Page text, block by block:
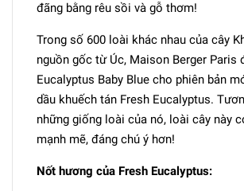
đãng bằng rêu sồi và gỗ thơm!
Trong số 600 loài khác nhau của cây
nguồn gốc từ Úc, Maison Berger Paris
Eucalyptus Baby Blue cho phiên bản
dầu khuếch tán Fresh Eucalyptus.
những giống loài của nó, loài cây này
mạnh mẽ, đáng chú ý hơn!
Nốt hương của Fresh Eucalyptus: